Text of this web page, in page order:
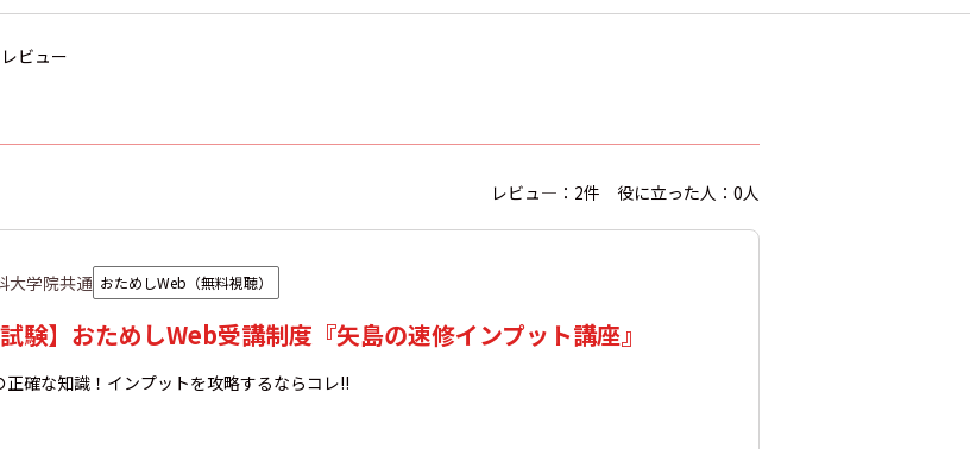
ビュー
レビュ―：2件 役に立った人：0人
大学院共通 おためしWeb（無料視聴）
験】おためしWeb受講制度『矢島の速修インプット講座』
確な知識！インプットを攻略するならコレ!!